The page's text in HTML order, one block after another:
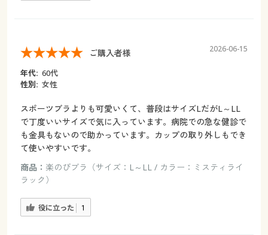
ご購入者様 2026-06-15
年代: 60代
性別: 女性
スポーツブラよりも可愛いくて、普段はサイズLだがL～LL
で丁度いいサイズで気に入っています。病院での急な健診で
も金具もないので助かっています。カップの取り外しもでき
て使いやすいです。
商品： 楽のびブラ（サイズ：L～LL / カラー：ミスティライ
ラック）
役に立った 1